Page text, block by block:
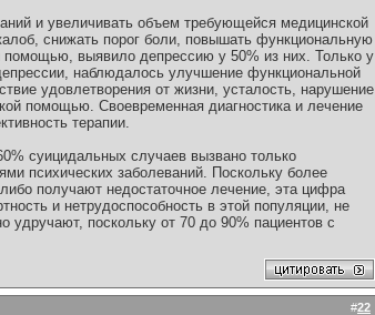
и увеличивать объем требующейся медицинской
снижать порог боли, повышать функциональную
помощью, выявило депрессию у 50% из них. Только у
наблюдалось улучшение функциональной
удовлетворения от жизни, усталость, нарушение
помощью. Своевременная диагностика и лечение
терапии.
суицидальных случаев вызвано только
психических заболеваний. Поскольку более
получают недостаточное лечение, эта цифра
и нетрудоспособность в этой популяции, не
поскольку от 70 до 90% пациентов с
#22